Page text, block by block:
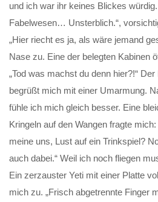
und ich war ihr keines Blickes
Fabelwesen… Unsterblich.“,
„Hier riecht es ja, als wäre jemand
Nase zu. Eine der belegten Kabinen
„Tod was machst du denn hier?!“
begrüßt mich mit einer Umarmung.
fühle ich mich gleich besser. Eine
Kringeln auf den Wangen fragte
meine uns, Lust auf ein Trinkspiel?
auch dabei.“ Weil ich noch fliegen
Ein zerzauster Yeti mit einer Platte
mich zu. „Frisch abgetrennte Finger